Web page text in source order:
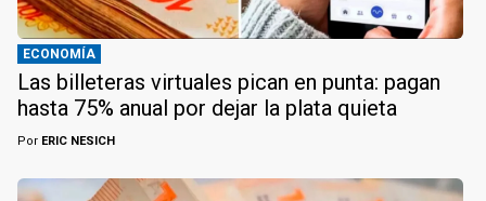
ECONOMÍA
Las billeteras virtuales pican en punta: pagan
hasta 75% anual por dejar la plata quieta
Por ERIC NESICH